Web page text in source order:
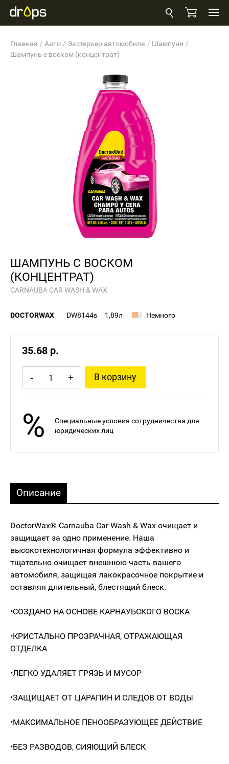
Главная Авто Экстерьер автомобиля
Шампуни
Шампунь с воском (концентрат)
ШАМПУНЬ С ВОСКОМ
(КОНЦЕНТРАТ)
CARNAUBA CAR WASH & WAX
DOCTORWAX DW8144s 1,89л Немного
35.68 р.
- + В корзину
%
Специальные условия сотрудничества для
юридических лиц
Описание
DoctorWax® Carnauba Car Wash & Wax очищает и
защищает за одно применение. Наша
высокотехнологичная формула эффективно и
тщательно очищает внешнюю часть вашего
автомобиля, защищая лакокрасочное покрытие и
оставляя длительный, блестящий блеск.
•СОЗДАНО НА ОСНОВЕ КАРНАУБСКОГО ВОСКА
•КРИСТАЛЬНО ПРОЗРАЧНАЯ, ОТРАЖАЮЩАЯ
ОТДЕЛКА
•ЛЕГКО УДАЛЯЕТ ГРЯЗЬ И МУСОР
•ЗАЩИЩАЕТ ОТ ЦАРАПИН И СЛЕДОВ ОТ ВОДЫ
•МАКСИМАЛЬНОЕ ПЕНООБРАЗУЮЩЕЕ ДЕЙСТВИЕ
•БЕЗ РАЗВОДОВ, СИЯЮЩИЙ БЛЕСК